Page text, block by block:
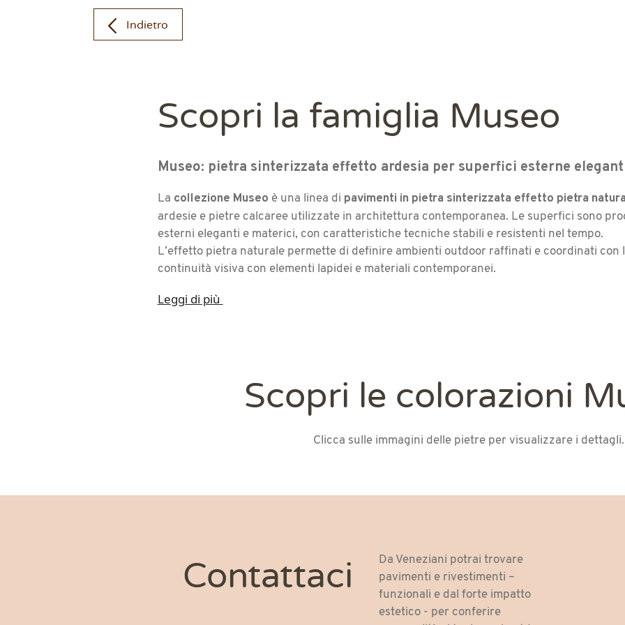
Indietro
Scopri la famiglia Museo
Museo: pietra sinterizzata effetto ardesia per superfici esterne
La collezione Museo è una linea di pavimenti in pietra sinterizzata effetto pietra
ardesie e pietre calcaree utilizzate in architettura contemporanea. Le superfici sono
esterni eleganti e materici, con caratteristiche tecniche stabili e resistenti nel tempo.
L’effetto pietra naturale permette di definire ambienti outdoor raffinati e coordinati con
continuità visiva con elementi lapidei e materiali contemporanei.
Leggi di più
Scopri le colorazioni
Clicca sulle immagini delle pietre per visualizzare i dettagli.
Contattaci
Da Veneziani potrai trovare
pavimenti e rivestimenti –
funzionali e dal forte impatto
estetico - per conferire